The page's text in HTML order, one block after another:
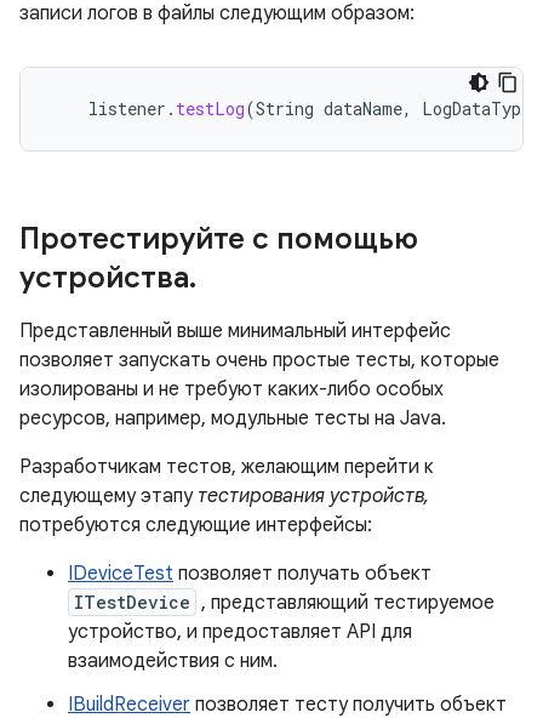
записи логов в файлы следующим образом:
listener . testLog(String dataName, LogDataType
Протестируйте с помощью
устройства.
Представленный выше минимальный интерфейс
позволяет запускать очень простые тесты, которые
изолированы и не требуют каких-либо особых
ресурсов, например, модульные тесты на Java.
Разработчикам тестов, желающим перейти к
следующему этапу тестирования устройств,
потребуются следующие интерфейсы:
IDeviceTest позволяет получать объект
ITestDevice , представляющий тестируемое
устройство, и предоставляет API для
взаимодействия с ним.
IBuildReceiver позволяет тесту получить объект